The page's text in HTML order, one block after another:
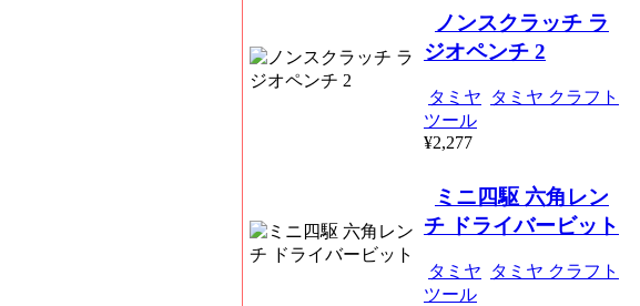
ノンスクラッチ ラ
ジオペンチ 2
タミヤ
タミヤ クラフト
ツール
¥2,277
ミニ四駆 六角レン
チ ドライバービット
タミヤ
タミヤ クラフト
ツール